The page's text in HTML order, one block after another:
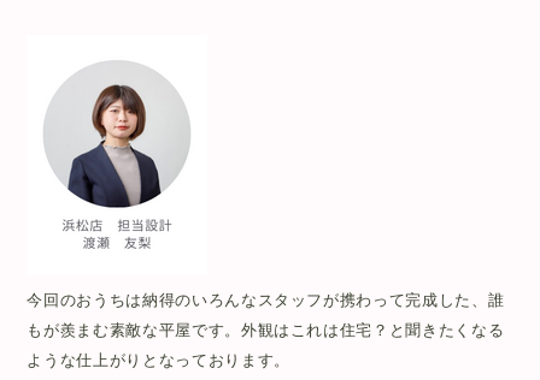
今回のおうちは納得のいろんなスタッフが携わって完成した、誰
もが羨まむ素敵な平屋です。外観はこれは住宅？ と聞きたくなる
ような仕上がりとなっております。